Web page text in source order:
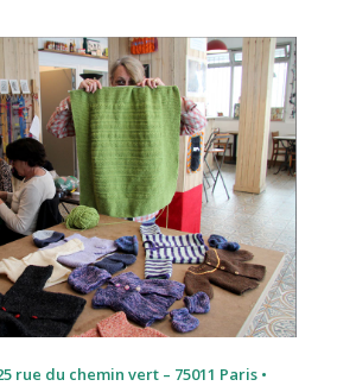
rue du chemin vert – 75011 Paris •